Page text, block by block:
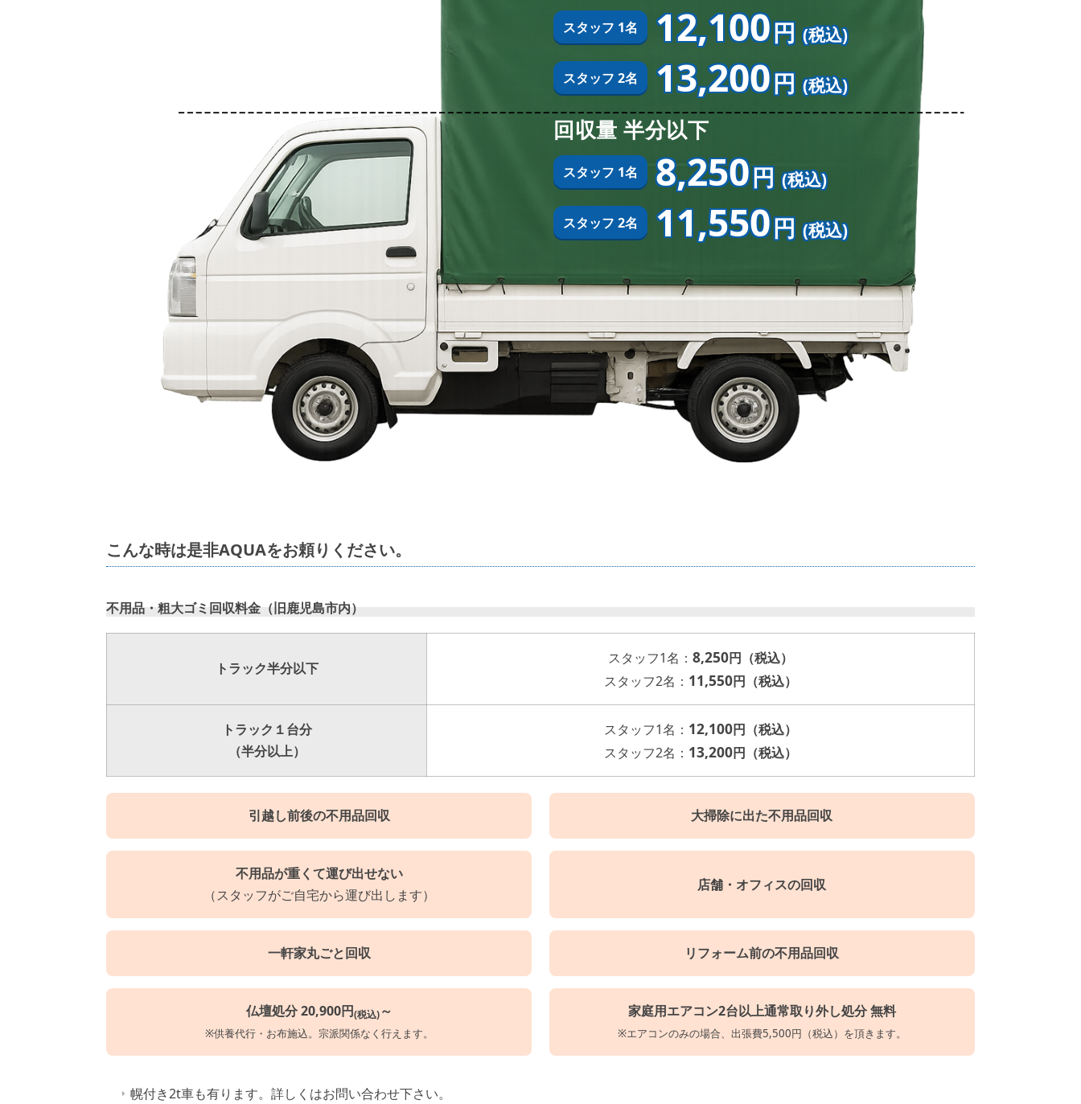
スタッフ 1名 12,100円 (税込)
スタッフ 2名 13,200円 (税込)
回収量 半分以下
スタッフ 1名 8,250円 (税込)
スタッフ 2名 11,550円 (税込)
こんな時は是非AQUAをお頼りください。
不用品・粗大ゴミ回収料金（旧鹿児島市内）
トラック半分以下
スタッフ1名： 8,250円（税込）
スタッフ2名： 11,550円（税込）
トラック１台分
（半分以上）
スタッフ1名： 12,100円（税込）
スタッフ2名： 13,200円（税込）
引越し前後の不用品回収 大掃除に出た不用品回収
不用品が重くて運び出せない
（スタッフがご自宅から運び出します）
店舗・オフィスの回収
一軒家丸ごと回収 リフォーム前の不用品回収
仏壇処分 20,900円(税込)～
※供養代行・お布施込。宗派関係なく行えます。
家庭用エアコン2台以上通常取り外し処分 無料
※エアコンのみの場合、出張費5,500円（税込）を頂きます。
幌付き2t車も有ります。詳しくはお問い合わせ下さい。